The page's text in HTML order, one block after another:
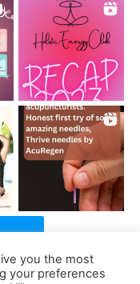
you the most
your preferences